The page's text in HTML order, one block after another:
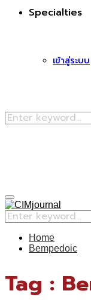
Specialties
เข้าสู่ระบบ
Search
Primary
Menu
Search
for:
Home
Bempedoic
Tag :